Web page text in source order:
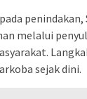
melalui
sejak dini.